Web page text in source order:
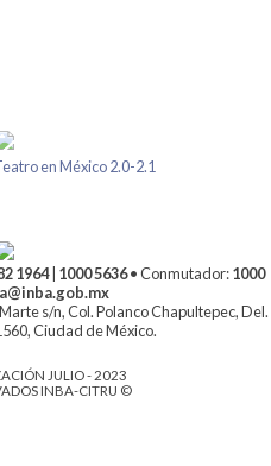
en México 2.0-2.1
1964| 1000 5636• Conmutador:1000
s/n, Col. Polanco Chapultepec, Del.
Ciudad de México.
JULIO - 2023
INBA-CITRU ©